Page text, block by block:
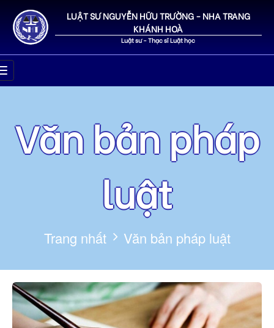
LUẬT SƯ NGUYỄN HỮU TRƯỜNG - NHA TRANG
KHÁNH HOÀ
Luật sư - Thạc sĩ Luật học
Văn bản pháp
luật
Trang nhất Văn bản pháp luật